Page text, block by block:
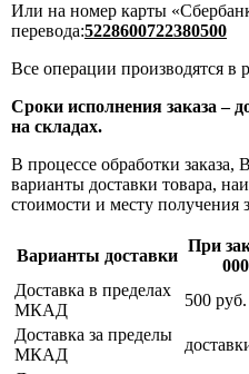
Или на номер карты
перевода:5228600722380500
Все операции производятся в
Сроки исполнения заказа –
на складах.
В процессе обработки
варианты доставки товара,
стоимости и месту получения
Варианты доставки
При
Доставка в пределах
МКАД
500 руб.
Доставка за пределы
МКАД